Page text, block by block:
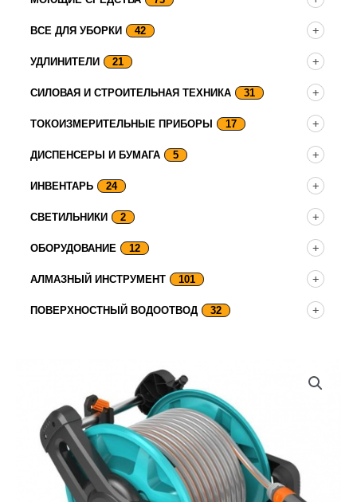
ВСЕ ДЛЯ УБОРКИ 42
УДЛИНИТЕЛИ 21
СИЛОВАЯ И СТРОИТЕЛЬНАЯ ТЕХНИКА 31
ТОКОИЗМЕРИТЕЛЬНЫЕ ПРИБОРЫ 17
ДИСПЕНСЕРЫ И БУМАГА 5
ИНВЕНТАРЬ 24
СВЕТИЛЬНИКИ 2
ОБОРУДОВАНИЕ 12
АЛМАЗНЫЙ ИНСТРУМЕНТ 101
ПОВЕРХНОСТНЫЙ ВОДООТВОД 32